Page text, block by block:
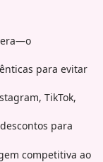
para evitar
TikTok,
para
competitiva ao